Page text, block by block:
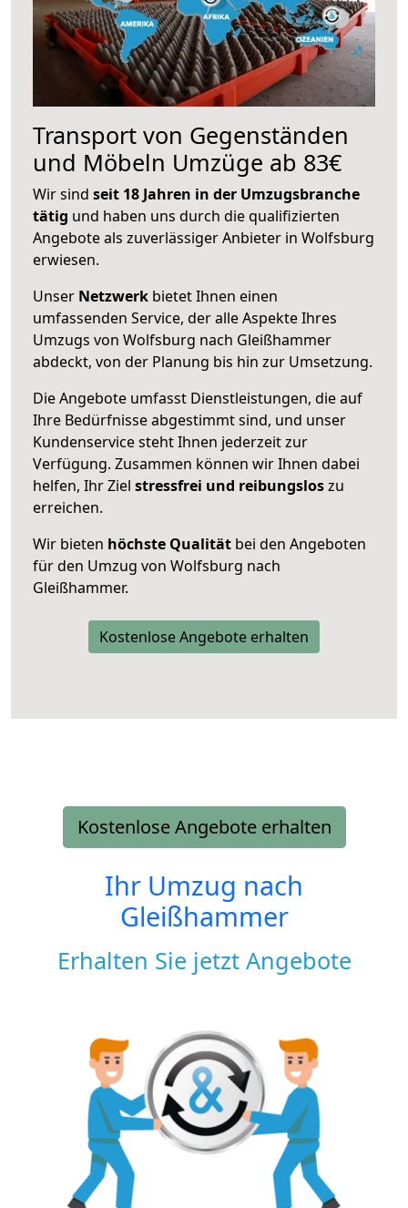
Transport von Gegenständen
und Möbeln Umzüge ab 83€
Wir sind seit 18 Jahren in der Umzugsbranche
tätig und haben uns durch die qualifizierten
Angebote als zuverlässiger Anbieter in Wolfsburg
erwiesen.
Unser Netzwerk bietet Ihnen einen
umfassenden Service, der alle Aspekte Ihres
Umzugs von Wolfsburg nach Gleißhammer
abdeckt, von der Planung bis hin zur Umsetzung.
Die Angebote umfasst Dienstleistungen, die auf
Ihre Bedürfnisse abgestimmt sind, und unser
Kundenservice steht Ihnen jederzeit zur
Verfügung. Zusammen können wir Ihnen dabei
helfen, Ihr Ziel stressfrei und reibungsloszu
erreichen.
Wir bieten höchste Qualität bei den Angeboten
für den Umzug von Wolfsburg nach
Gleißhammer.
Kostenlose Angebote erhalten
Kostenlose Angebote erhalten
Ihr Umzug nach
Gleißhammer
Erhalten Sie jetzt Angebote